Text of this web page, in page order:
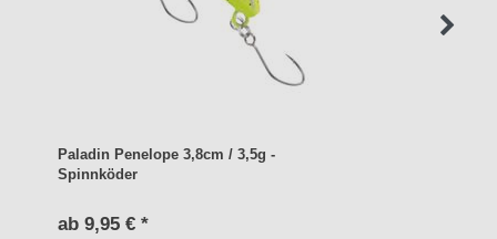
Paladin Penelope 3,8cm / 3,5g -
Spinnköder
ab 9,95 € *